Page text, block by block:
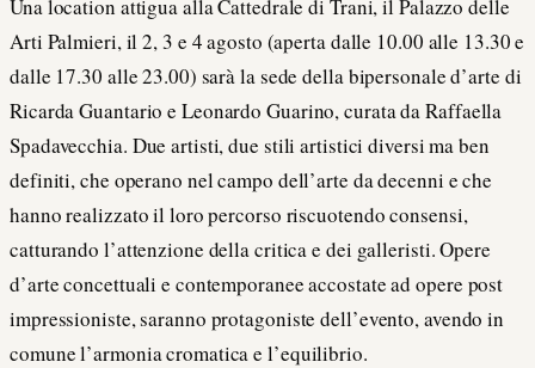
Una location attigua alla Cattedrale di Trani, il Palazzo delle
Arti Palmieri, il 2, 3 e 4 agosto (aperta dalle 10.00 alle 13.30 e
dalle 17.30 alle 23.00) sarà la sede della bipersonale d’arte di
Ricarda Guantario e Leonardo Guarino, curata da Raffaella
Spadavecchia. Due artisti, due stili artistici diversi ma ben
definiti, che operano nel campo dell’arte da decenni e che
hanno realizzato il loro percorso riscuotendo consensi,
catturando l’attenzione della critica e dei galleristi. Opere
d’arte concettuali e contemporanee accostate ad opere post
impressioniste, saranno protagoniste dell’evento, avendo in
comune l’armonia cromatica e l’equilibrio.